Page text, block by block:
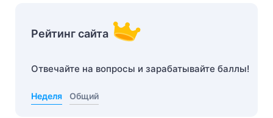
Рейтинг сайта
Отвечайте на вопросы и зарабатывайте баллы!
Неделя Общий